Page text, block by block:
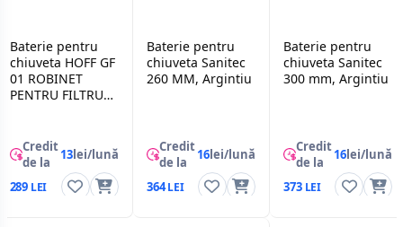
Baterie pentru
chiuveta HOFF GF
01 ROBINET
PENTRU FILTRU
Credit
de la
13lei/lună
289
Baterie pentru
chiuveta Sanitec
260 MM, Argintiu
Credit
de la
16lei/lună
364
Baterie pentru
chiuveta Sanitec
300 mm, Argintiu
Credit
de la
16lei/lună
373